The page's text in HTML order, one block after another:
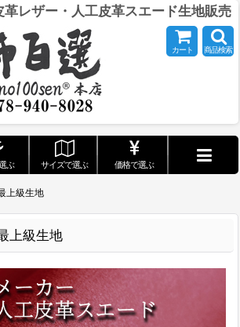
レザー・人工皮革スエード生地販売
カート 商品検索
ぶ サイズで選ぶ 価格で選ぶ
上級生地
上級生地